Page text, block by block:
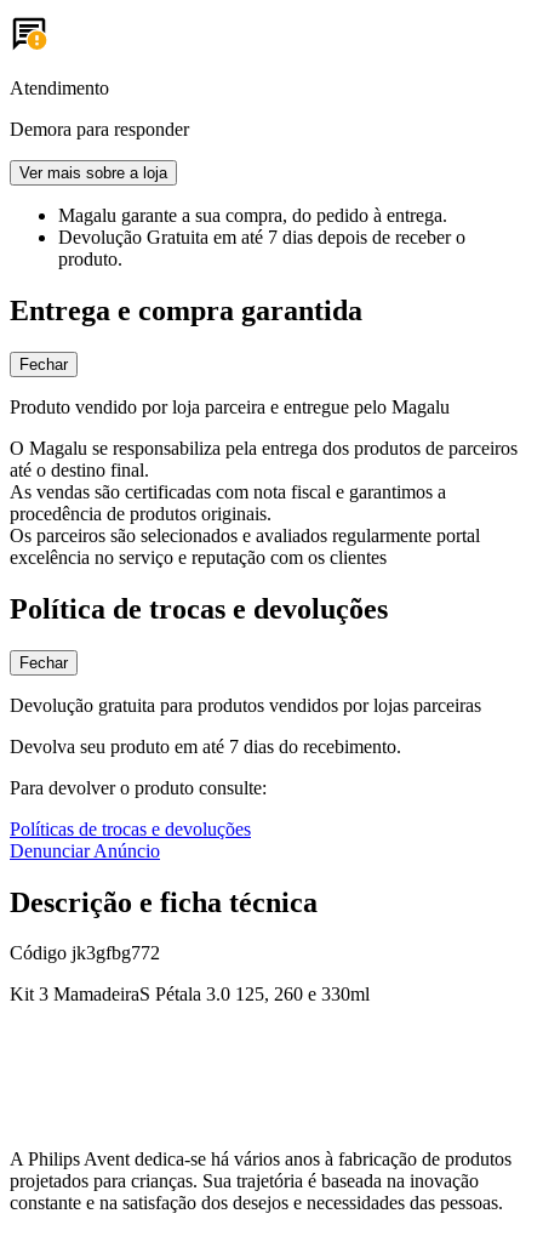
Atendimento
Demora para responder
Ver mais sobre a loja
Magalu garante a sua compra, do pedido à entrega.
Devolução Gratuita em até 7 dias depois de receber o
produto.
Entrega e compra garantida
Fechar
Produto vendido por loja parceira e entregue pelo Magalu
O Magalu se responsabiliza pela entrega dos produtos de parceiros
até o destino final.
As vendas são certificadas com nota fiscal e garantimos a
procedência de produtos originais.
Os parceiros são selecionados e avaliados regularmente portal
excelência no serviço e reputação com os clientes
Política de trocas e devoluções
Fechar
Devolução gratuita para produtos vendidos por lojas parceiras
Devolva seu produto em até 7 dias do recebimento.
Para devolver o produto consulte:
Políticas de trocas e devoluções
Denunciar Anúncio
Descrição e ficha técnica
Código jk3gfbg772
Kit 3 MamadeiraS Pétala 3.0 125, 260 e 330ml
A Philips Avent dedica-se há vários anos à fabricação de produtos
projetados para crianças. Sua trajetória é baseada na inovação
constante e na satisfação dos desejos e necessidades das pessoas.